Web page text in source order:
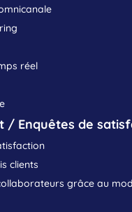
réel
/ Enquêtes de
clients
grâce au